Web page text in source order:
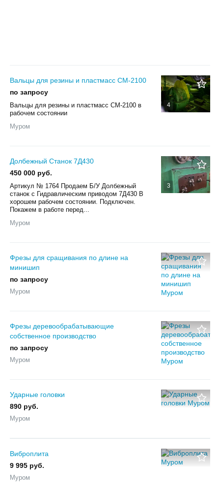
4
Вальцы для резины и пластмасс СМ-2100
по запросу
Вальцы для резины и пластмасс СМ-2100 в
рабочем состоянии
Муром
3
Долбежный Станок 7Д430
450 000 руб.
Артикул № 1764 Продаем Б/У Долбежный
станок с Гидравлическим приводом 7Д430 В
хорошем рабочем состоянии. Подключен.
Покажем в работе перед...
Муром
Фрезы для сращивания по длине на
минишип
по запросу
Муром
Фрезы деревообрабатывающие
собственное производство
по запросу
Муром
Ударные головки
890 руб.
Муром
Виброплита
9 995 руб.
Муром